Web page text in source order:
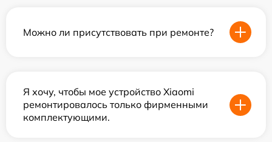
Можно ли присутствовать при ремонте?
Я хочу, чтобы мое устройство Xiaomi
ремонтировалось только фирменными
комплектующими.